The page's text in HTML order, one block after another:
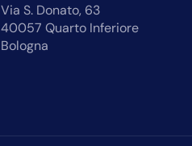
Via S. Donato, 63
40057 Quarto Inferiore
Bologna